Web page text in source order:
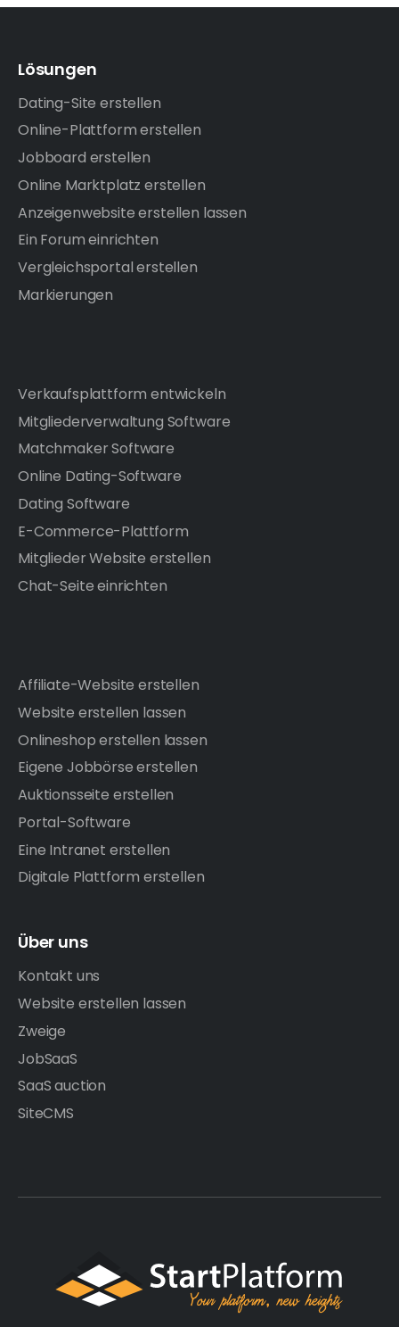
Lösungen
Dating-Site erstellen
Online-Plattform erstellen
Jobboard erstellen
Online Marktplatz erstellen
Anzeigenwebsite erstellen lassen
Ein Forum einrichten
Vergleichsportal erstellen
Markierungen
Verkaufsplattform entwickeln
Mitgliederverwaltung Software
Matchmaker Software
Online Dating-Software
Dating Software
E-Commerce-Plattform
Mitglieder Website erstellen
Chat-Seite einrichten
Affiliate-Website erstellen
Website erstellen lassen
Onlineshop erstellen lassen
Eigene Jobbörse erstellen
Auktionsseite erstellen
Portal-Software
Eine Intranet erstellen
Digitale Plattform erstellen
Über uns
Kontakt uns
Website erstellen lassen
Zweige
JobSaaS
SaaS auction
SiteCMS